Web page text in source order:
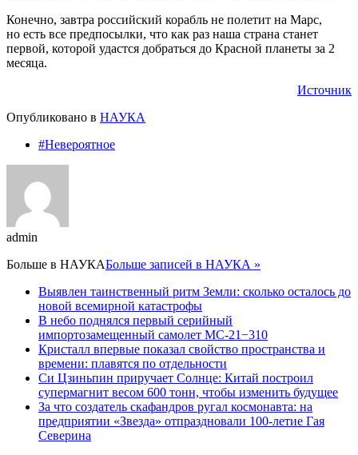
Конечно, завтра российский корабль не полетит на Марс,
но есть все предпосылки, что как раз наша страна станет
первой, которой удастся добраться до Красной планеты за 2
месяца.
Источник
Опубликовано в НАУКА
#Невероятное
admin
Больше в НАУКАБольше записей в НАУКА »
Выявлен таинственный ритм Земли: сколько осталось до
новой всемирной катастрофы
В небо поднялся первый серийный
импортозамещенный самолет МС-21−310
Кристалл впервые показал свойство пространства и
времени: плавятся по отдельности
Си Цзиньпин приручает Солнце: Китай построил
супермагнит весом 600 тонн, чтобы изменить будущее
За что создатель скафандров ругал космонавта: на
предприятии «Звезда» отпраздновали 100-летие Гая
Северина